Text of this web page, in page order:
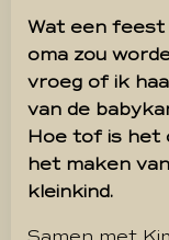
Wat een
oma zou
vroeg of ik
van de
Hoe tof is het
het maken
kleinkind.